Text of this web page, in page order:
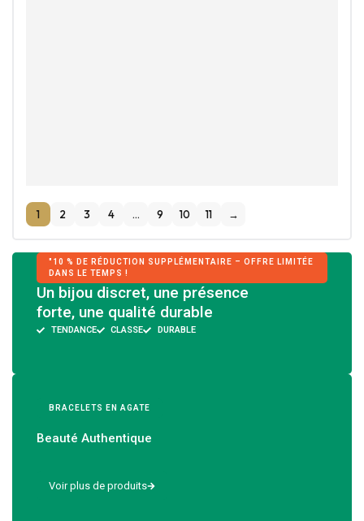
1 2 3 4 … 9 10 11 →
"10 % DE RÉDUCTION SUPPLÉMENTAIRE – OFFRE LIMITÉE
DANS LE TEMPS !
Un bijou discret, une présence
forte, une qualité durable
TENDANCE CLASSE DURABLE
BRACELETS EN AGATE
Beauté Authentique